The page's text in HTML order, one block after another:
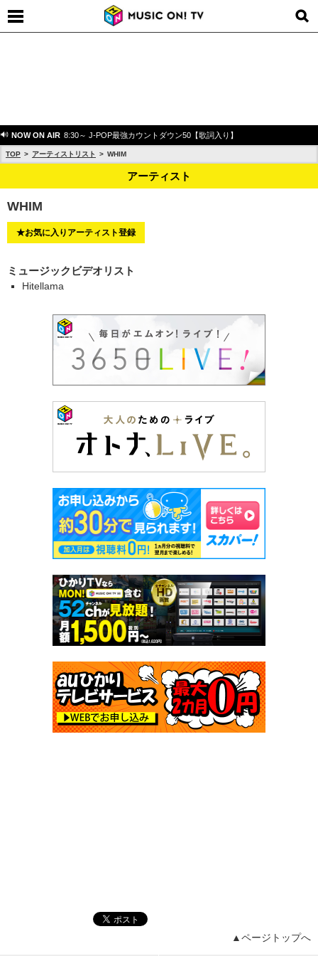
NOW ON AIR 8:30～ J-POP最強カウントダウン50【歌詞入り】
TOP アーティストリスト WHIM
アーティスト
WHIM
★お気に入りアーティスト登録
ミュージックビデオリスト
Hitellama
▲ページトップへ